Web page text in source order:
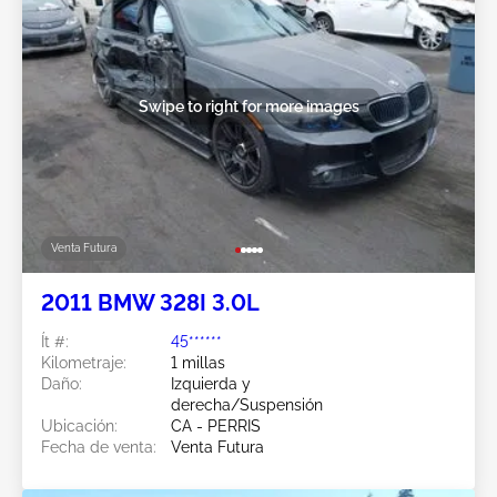
Venta Futura
Swipe to right for more images
2011 BMW 328I 3.0L
Ít #:
45******
Kilometraje:
1 millas
Daño:
Izquierda y
derecha/Suspensión
Ubicación:
CA - PERRIS
Fecha de venta:
Venta Futura